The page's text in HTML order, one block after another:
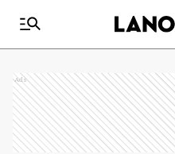
Ads